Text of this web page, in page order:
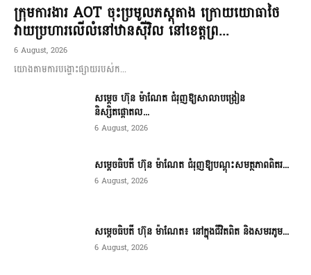
ក្រុមការងារ AOT ចុះប្រមូលភស្តុតាង ក្រោយយោធាថៃ
វាយប្រហារលើលំនៅឋានស៊ីវិល នៅខេត្តព្រ...
6 August, 2026
យោងតាមការបង្ហោះផ្សាយរបស់ក...
សម្តេច ហ៊ុន ម៉ាណែត ជំរុញឱ្យសាលាបង្រៀន
និស្សិតផ្តោតល...
6 August, 2026
សម្តេចធិបតី ហ៊ុន ម៉ាណែត ជំរុញឱ្យបណ្តុះសមត្ថភាពពិតរ...
6 August, 2026
សម្តេចធិបតី ហ៊ុន ម៉ាណែត៖ នៅក្នុងជីវិតពិត និងសមរភូម...
6 August, 2026